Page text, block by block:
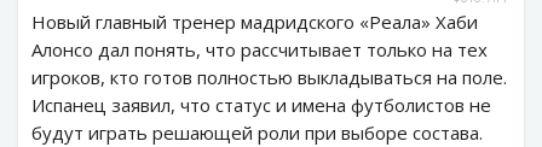
Новый главный тренер мадридского «Реала» Хаби
Алонсо дал понять, что рассчитывает только на тех
игроков, кто готов полностью выкладываться на поле.
Испанец заявил, что статус и имена футболистов не
будут играть решающей роли при выборе состава.